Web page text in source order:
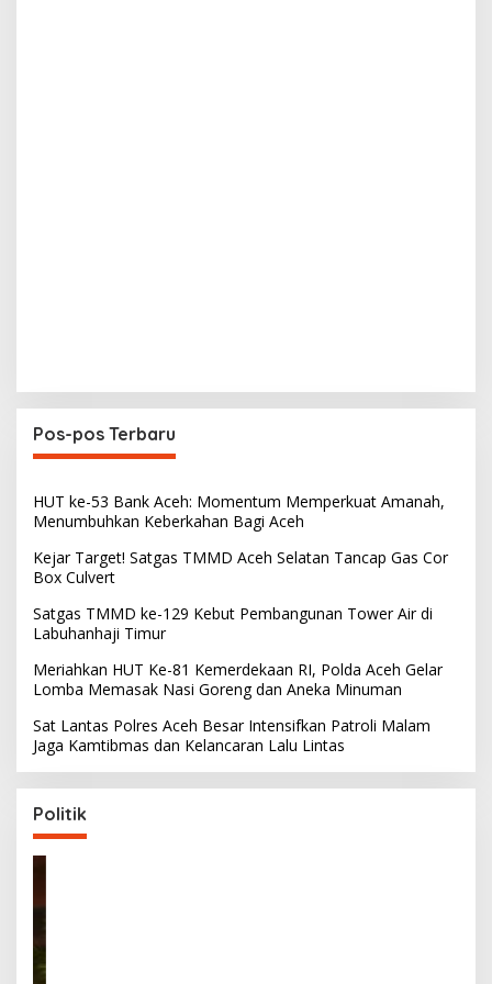
Pos-pos Terbaru
HUT ke-53 Bank Aceh: Momentum Memperkuat Amanah,
Menumbuhkan Keberkahan Bagi Aceh
Kejar Target! Satgas TMMD Aceh Selatan Tancap Gas Cor
Box Culvert
Satgas TMMD ke-129 Kebut Pembangunan Tower Air di
Labuhanhaji Timur
Meriahkan HUT Ke-81 Kemerdekaan RI, Polda Aceh Gelar
Lomba Memasak Nasi Goreng dan Aneka Minuman
Sat Lantas Polres Aceh Besar Intensifkan Patroli Malam
Jaga Kamtibmas dan Kelancaran Lalu Lintas
Politik